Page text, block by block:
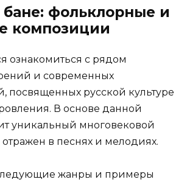
фольклорные и
композиции
ознакомиться с рядом
и современных
посвященных русской культуре
В основе данной
уникальный многовековой
в песнях и мелодиях.
жанры и примеры